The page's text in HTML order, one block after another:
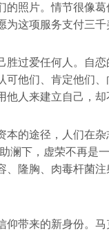
照片。情节很像葛
这项服务支付三千
过爱任何人。自
他们、肯定他们
人来建立自己，却
的途径，人们在
澜下，虚荣不再是
隆胸、肉毒杆菌
带来的新身份。马